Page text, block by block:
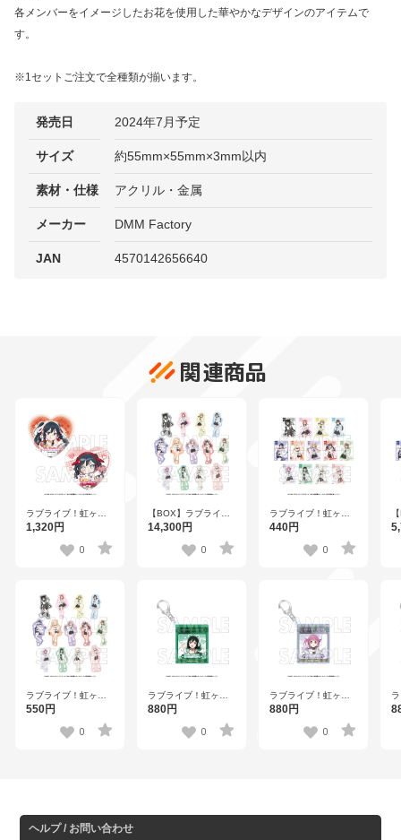
各メンバーをイメージしたお花を使用した華やかなデザインのアイテムで
す。
※1セットご注文で全種類が揃います。
発売日 2024年7月予定
サイズ 約55mm×55mm×3mm以内
素材・仕様 アクリル・金属
メーカー DMM Factory
JAN 4570142656640
関連商品
ラブライブ！虹ヶ咲
学園スクールアイド
バッジセット 優木せ
つ菜【R1 2510】
1,320円
0
【BOX】ラブライ
ブ！虹ヶ咲学園スク
トレーディングステ
ッカー【R1 2510】
14,300円
0
ラブライブ！虹ヶ咲
学園スクールアイド
ングブロマイド【R1
2510】全13種
440円
0
ラブライブ！虹ヶ咲
学園スクールアイド
ングステッカー【R1
2510】全26種
550円
0
ラブライブ！虹ヶ咲
学園スクールアイド
ーホルダー 三船栞子
【R1 2510】
880円
0
ラブライブ！虹ヶ咲
学園スクールアイド
ーホルダー 天王寺璃
奈【R1 2510】
880円
0
ヘルプ / お問い合わせ